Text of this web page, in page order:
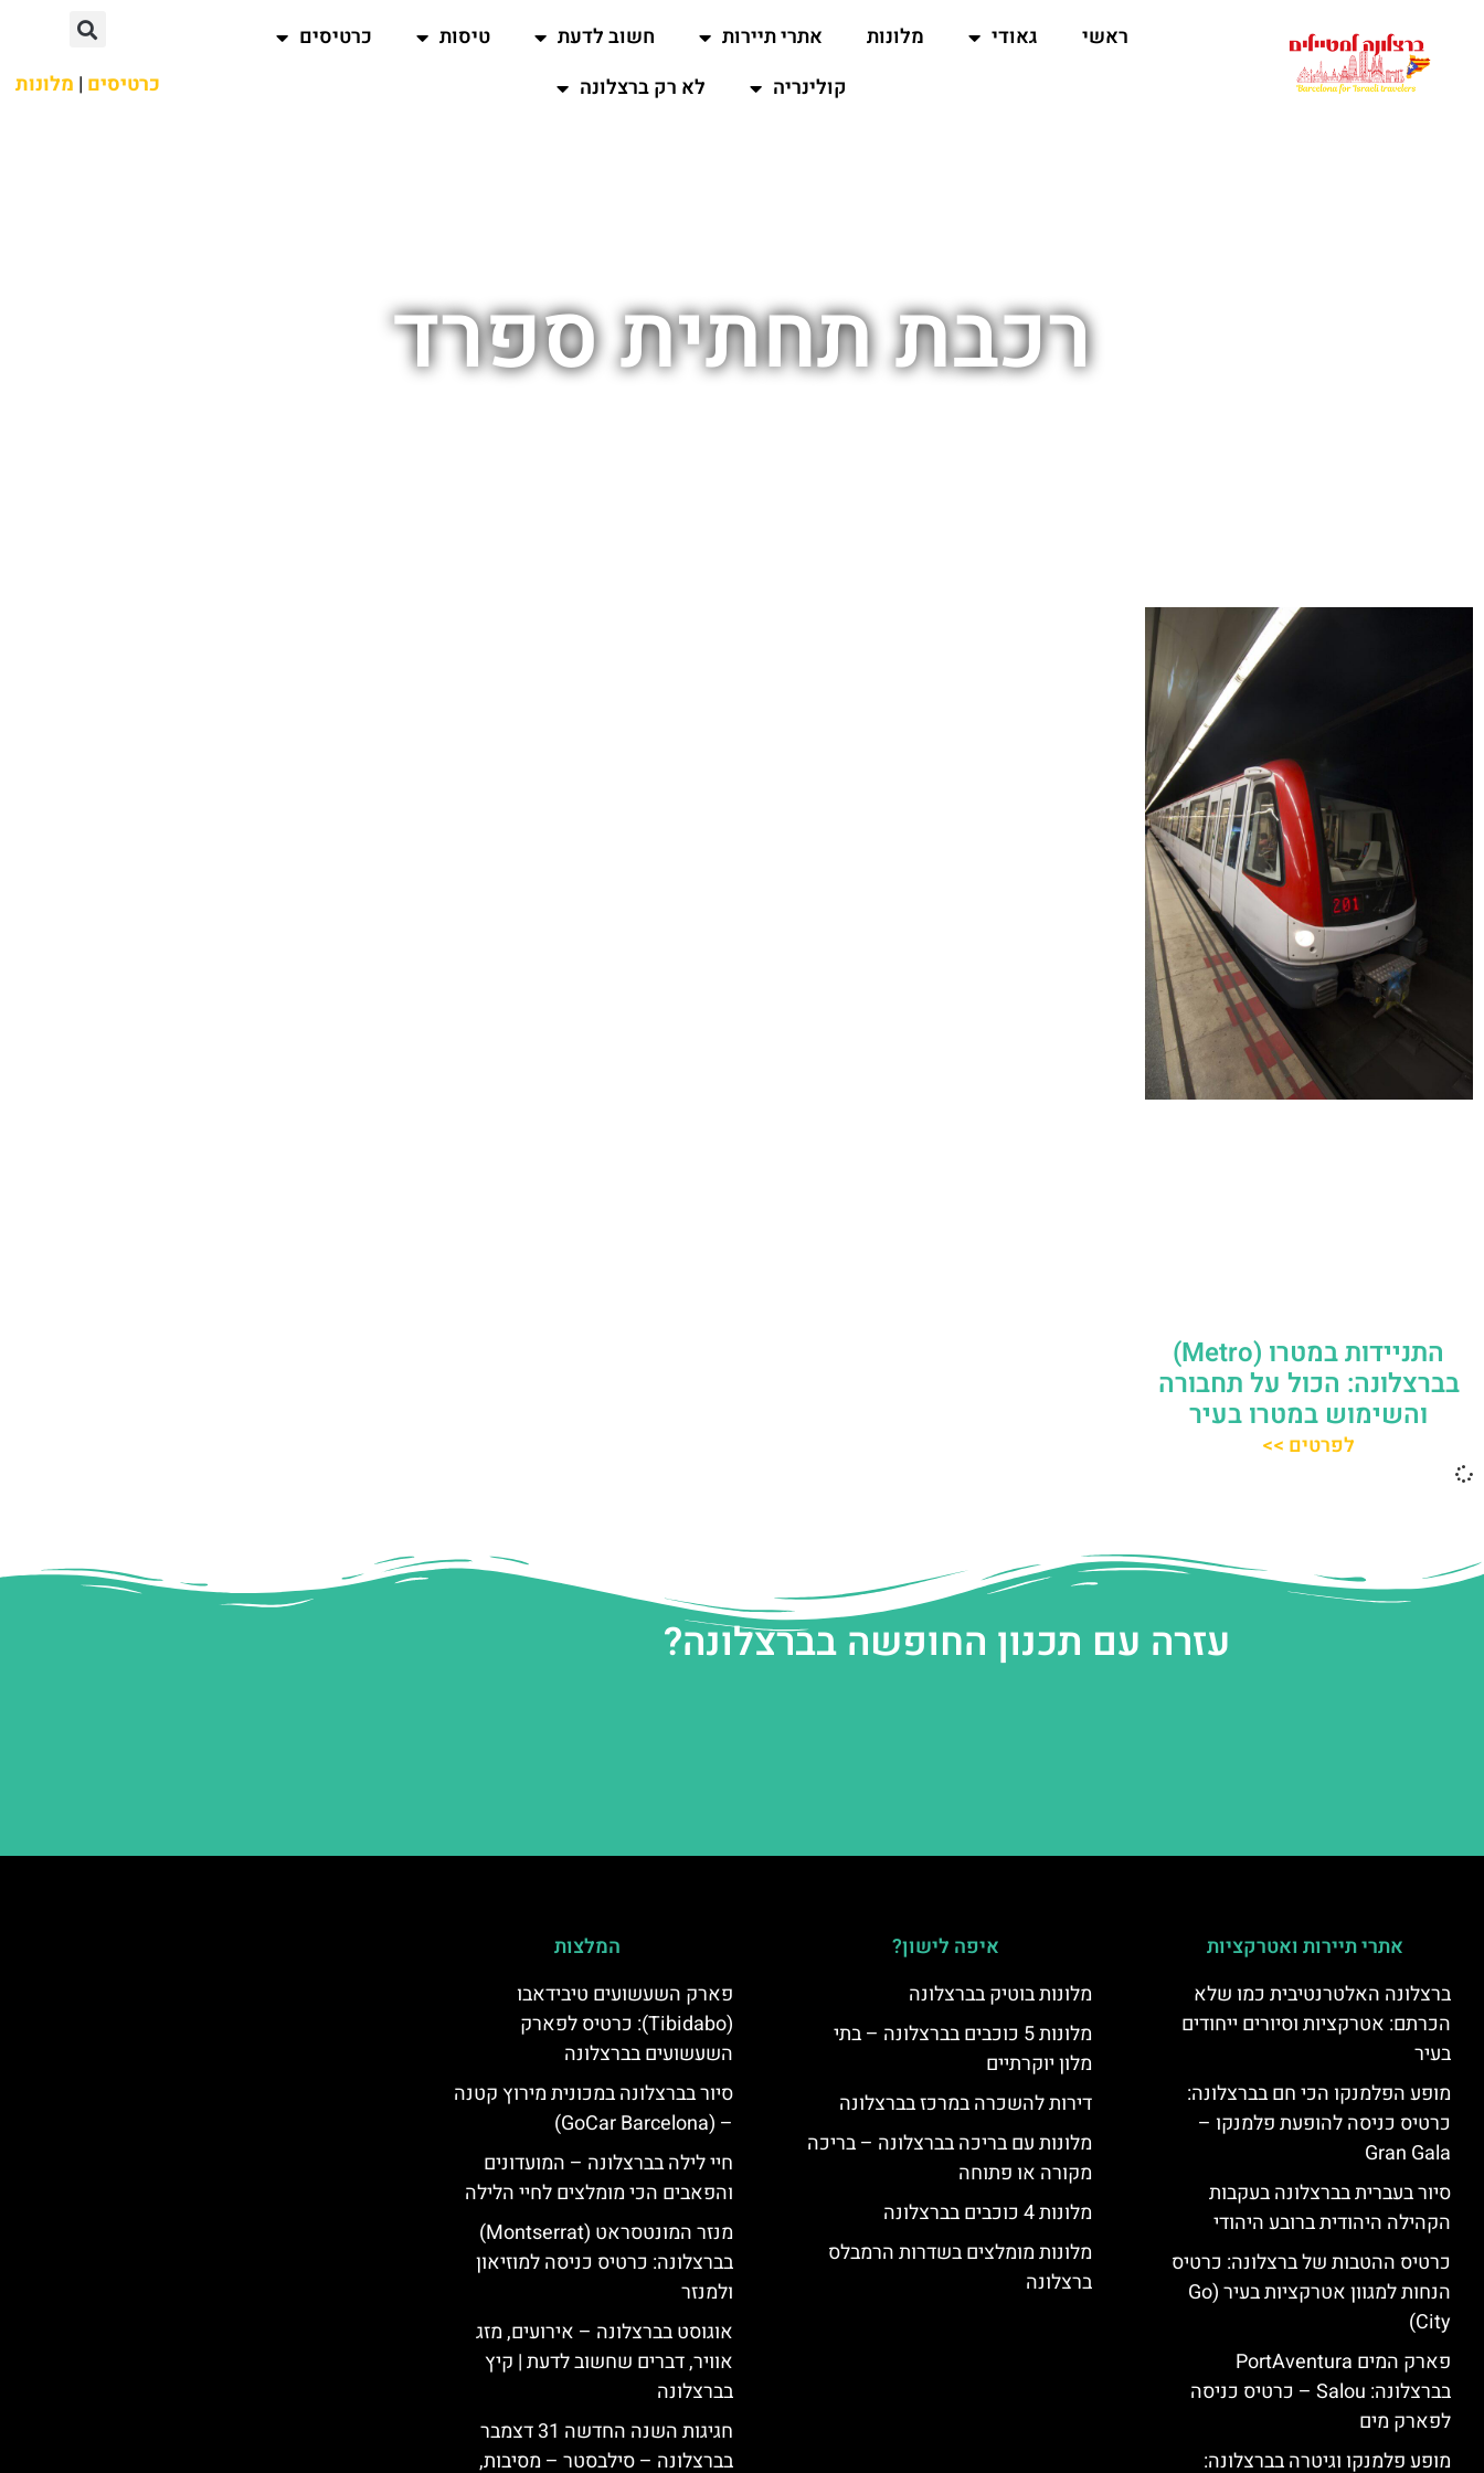
ראשי גאודי מלונות אתרי תיירות חשוב לדעת טיסות
כרטיסים
קולינריה
לא רק ברצלונה כרטיסים | מלונות
רכבת תחתית ספרד
התניידות במטרו (Metro)
בברצלונה: הכול על תחבורה
והשימוש במטרו בעיר
לפרטים >>
עזרה עם תכנון החופשה בברצלונה?
אתרי תיירות ואטרקציות
ברצלונה האלטרנטיבית כמו שלא
הכרתם: אטרקציות וסיורים ייחודים
בעיר
מופע הפלמנקו הכי חם בברצלונה:
כרטיס כניסה להופעת פלמנקו –
Gran Gala
סיור בעברית בברצלונה בעקבות
הקהילה היהודית ברובע היהודי
כרטיס ההטבות של ברצלונה: כרטיס
הנחות למגוון אטרקציות בעיר (Go
City)
פארק המים PortAventura
בברצלונה: Salou – כרטיס כניסה
לפארק מים
מופע פלמנקו וגיטרה בברצלונה:
איפה לישון?
מלונות בוטיק בברצלונה
מלונות 5 כוכבים בברצלונה – בתי
מלון יוקרתיים
דירות להשכרה במרכז בברצלונה
מלונות עם בריכה בברצלונה – בריכה
מקורה או פתוחה
מלונות 4 כוכבים בברצלונה
מלונות מומלצים בשדרות הרמבלס
ברצלונה
המלצות
פארק השעשועים טיבידאבו
(Tibidabo): כרטיס לפארק
השעשועים בברצלונה
סיור בברצלונה במכונית מירוץ קטנה
– (GoCar Barcelona)
חיי לילה בברצלונה – המועדונים
והפאבים הכי מומלצים לחיי הלילה
מנזר המונטסראט (Montserrat)
בברצלונה: כרטיס כניסה למוזיאון
ולמנזר
אוגוסט בברצלונה – אירועים, מזג
אוויר, דברים שחשוב לדעת | קיץ
בברצלונה
חגיגות השנה החדשה 31 דצמבר
בברצלונה – סילבסטר – מסיבות,